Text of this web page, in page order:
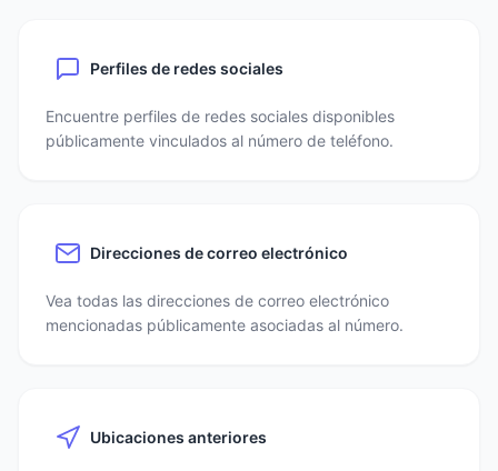
Perfiles de redes sociales
Encuentre perfiles de redes sociales disponibles
públicamente vinculados al número de teléfono.
Direcciones de correo electrónico
Vea todas las direcciones de correo electrónico
mencionadas públicamente asociadas al número.
Ubicaciones anteriores